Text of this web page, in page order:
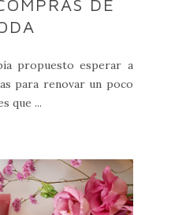
DE
propuesto esperar a
para renovar un poco
que ...